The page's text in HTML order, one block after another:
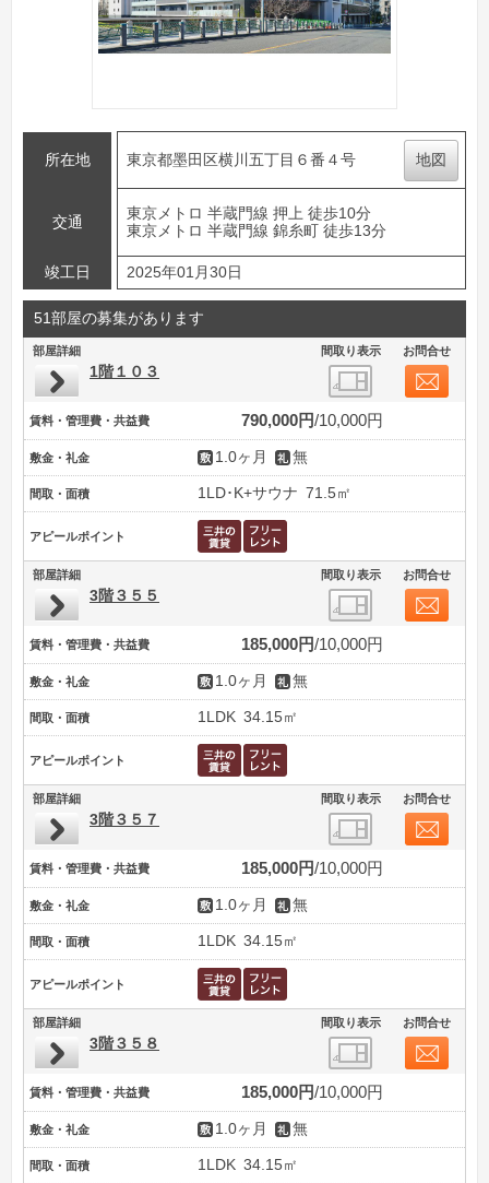
所在地 東京都墨田区横川五丁目６番４号 地図
交通
東京メトロ 半蔵門線 押上 徒歩10分
東京メトロ 半蔵門線 錦糸町 徒歩13分
竣工日 2025年01月30日
51部屋の募集があります
部屋詳細 間取り表示 お問合せ
1階１０３
賃料・管理費・共益費 790,000円 10,000円
敷金・礼金 1.0ヶ月 無
間取・面積 1LD･K+サウナ 71.5㎡
アピールポイント
部屋詳細 間取り表示 お問合せ
3階３５５
賃料・管理費・共益費 185,000円 10,000円
敷金・礼金 1.0ヶ月 無
間取・面積 1LDK 34.15㎡
アピールポイント
部屋詳細 間取り表示 お問合せ
3階３５７
賃料・管理費・共益費 185,000円 10,000円
敷金・礼金 1.0ヶ月 無
間取・面積 1LDK 34.15㎡
アピールポイント
部屋詳細 間取り表示 お問合せ
3階３５８
賃料・管理費・共益費 185,000円 10,000円
敷金・礼金 1.0ヶ月 無
間取・面積 1LDK 34.15㎡